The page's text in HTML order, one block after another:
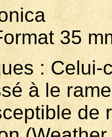
35 mm
:
à le
de